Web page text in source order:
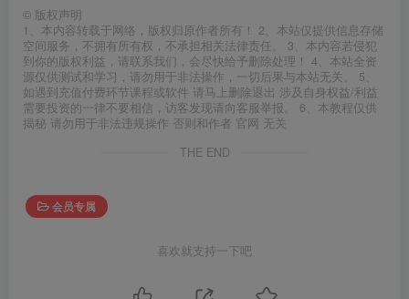
© 版权声明
1、本内容转载于网络，版权归原作者所有！ 2、本站仅提供信息存储
空间服务，不拥有所有权，不承担相关法律责任。 3、本内容若侵犯
到你的版权利益，请联系我们，会尽快给予删除处理！ 4、本站全资
源仅供测试和学习，请勿用于非法操作，一切后果与本站无关。 5、
如遇到充值付费环节课程或软件 请马上删除退出 涉及自身权益/利益
需要投资的一律不要相信，访客发现请向客服举报。 6、本教程仅供
揭秘 请勿用于非法违规操作 否则和作者 官网 无关
THE END
会员专属
喜欢就支持一下吧